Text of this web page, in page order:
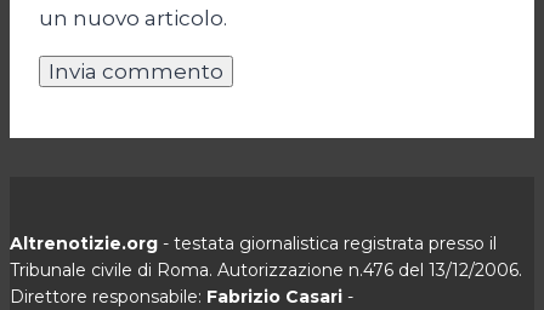
un nuovo articolo.
Altrenotizie.org - testata giornalistica registrata presso il
Tribunale civile di Roma. Autorizzazione n.476 del 13/12/2006.
Direttore responsabile: Fabrizio Casari -